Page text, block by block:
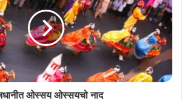
ओस्सय ओस्सयचो नाद